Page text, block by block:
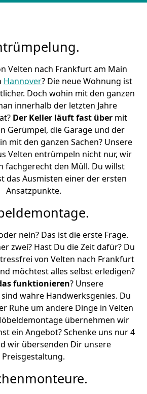
Velten nach Frankfurt am Main
Hannover? Die neue Wohnung ist
Doch wohin mit den ganzen
innerhalb der letzten Jahre
Der Keller läuft fast über mit
Gerümpel, die Garage und der
mit den ganzen Sachen? Unsere
Velten entrümpeln nicht nur, wir
fachgerecht den Müll. Du willst
das Ausmisten einer der ersten
Ansatzpunkte.
nein? Das ist die erste Frage.
zwei? Hast Du die Zeit dafür? Du
von Velten nach Frankfurt
möchtest alles selbst erledigen?
funktionieren? Unsere
wahre Handwerksgenies. Du
Ruhe um andere Dinge in Velten
übernehmen wir
ein Angebot? Schenke uns nur 4
wir übersenden Dir unsere
Preisgestaltung.